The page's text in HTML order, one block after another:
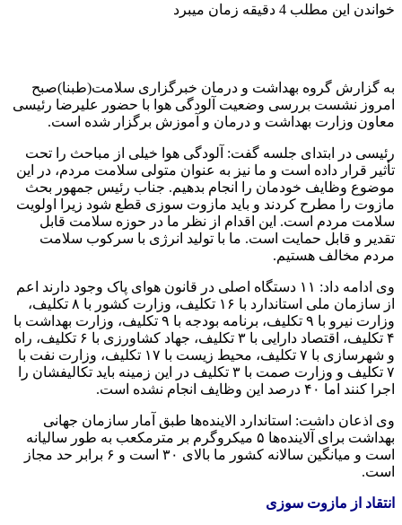
خواندن این مطلب 4 دقیقه زمان میبرد
به گزارش گروه بهداشت و درمان خبرگزاری سلامت(طبنا)صبح
امروز نشست بررسی وضعیت آلودگی هوا با حضور علیرضا رئیسی
معاون وزارت بهداشت و درمان و آموزش برگزار شده است.
رئیسی در ابتدای جلسه گفت: آلودگی هوا خیلی از مباحث را تحت
تأثیر قرار داده است و ما نیز به عنوان متولی سلامت مردم، در این
موضوع وظایف خودمان را انجام بدهیم. جناب رئیس جمهور بحث
مازوت را مطرح کردند و باید مازوت سوزی قطع شود زیرا اولویت
سلامت مردم است. این اقدام از نظر ما در حوزه سلامت قابل
تقدیر و قابل حمایت است. ما با تولید انرژی با سرکوب سلامت
مردم مخالف هستیم.
وی ادامه داد: ۱۱ دستگاه اصلی در قانون هوای پاک وجود دارند اعم
از سازمان ملی استاندارد با ۱۶ تکلیف، وزارت کشور با ۸ تکلیف،
وزارت نیرو با ۹ تکلیف، برنامه بودجه با ۹ تکلیف، وزارت بهداشت با
۴ تکلیف، اقتصاد دارایی با ۳ تکلیف، جهاد کشاورزی با ۶ تکلیف، راه
و شهرسازی با ۷ تکلیف، محیط زیست با ۱۷ تکلیف، وزارت نفت با
۷ تکلیف و وزارت صمت با ۳ تکلیف در این زمینه باید تکالیفشان را
اجرا کنند اما ۴۰ درصد این وظایف انجام نشده است.
وی اذعان داشت: استاندارد الاینده‌ها طبق آمار سازمان جهانی
بهداشت برای آلاینده‌ها ۵ میکروگرم بر مترمکعب به طور سالیانه
است و میانگین سالانه کشور ما بالای ۳۰ است و ۶ برابر حد مجاز
است.
انتقاد از مازوت سوزی